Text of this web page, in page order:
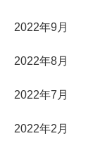
2022年9月
2022年8月
2022年7月
2022年2月